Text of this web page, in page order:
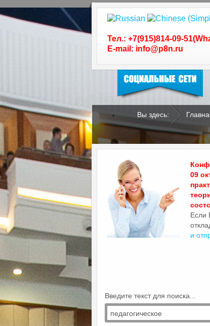
Тел.: +7(915)814-09-
E-mail: info@p8n.ru
Следуйте за нами в
.
Вы здесь:
09
Если
и
Введите текст для поиска...